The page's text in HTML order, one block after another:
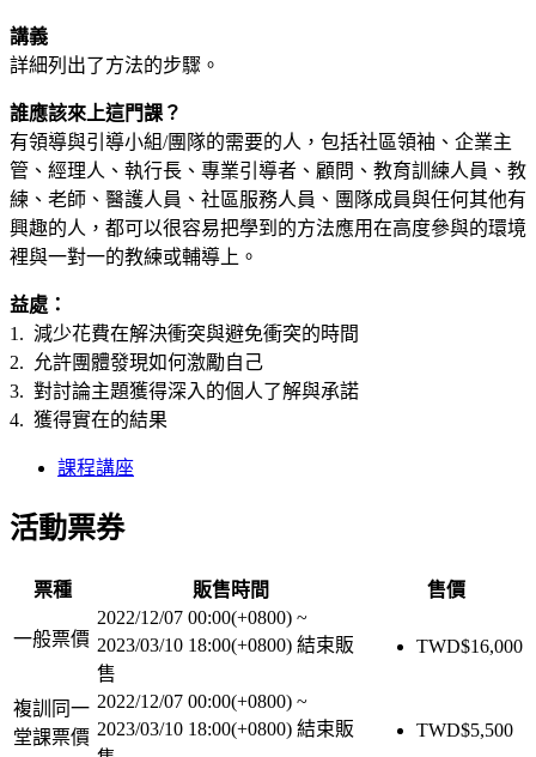
講義
詳細列出了方法的步驟。
誰應該來上這門課？
有領導與引導小組/團隊的需要的人，包括社區領袖、企業主
管、經理人、執行長、專業引導者、顧問、教育訓練人員、教
練、老師、醫護人員、社區服務人員、團隊成員與任何其他有
興趣的人，都可以很容易把學到的方法應用在高度參與的環境
裡與一對一的教練或輔導上。
益處：
1. 減少花費在解決衝突與避免衝突的時間
2. 允許團體發現如何激勵自己
3. 對討論主題獲得深入的個人了解與承諾
4. 獲得實在的結果
課程講座
活動票券
票種 販售時間 售價
一般票價
2022/12/07 00:00(+0800) ~
2023/03/10 18:00(+0800) 結束販
售
TWD$16,000
複訓同一
堂課票價
2022/12/07 00:00(+0800) ~
2023/03/10 18:00(+0800) 結束販
TWD$5,500